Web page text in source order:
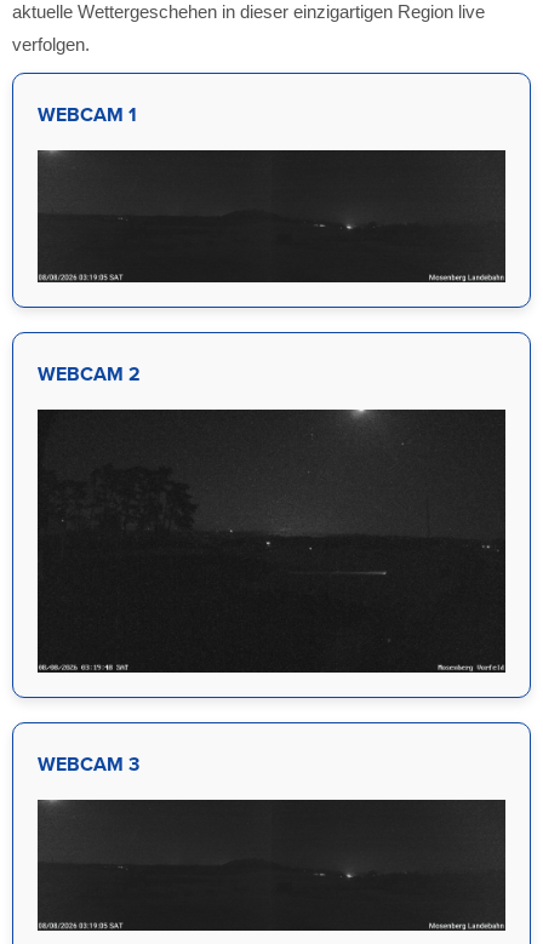
aktuelle Wettergeschehen in dieser einzigartigen Region live
verfolgen.
WEBCAM 1
WEBCAM 2
WEBCAM 3